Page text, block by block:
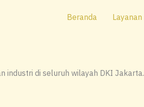
Beranda Layanan
di seluruh wilayah DKI